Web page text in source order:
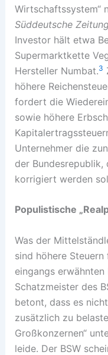
Wirtschaftssystem“
Süddeutsche Zeitung
Investor hält etwa
Supermarktkette
Hersteller Numbat.3
höhere
fordert die
sowie höhere
Unternehmer die
der
korrigiert werden
Populistische
Was der
sind höhere
eingangs
Schatzmeister des
betont, dass es
zusätzlich zu
Großkonzernen“
leide. Der BSW